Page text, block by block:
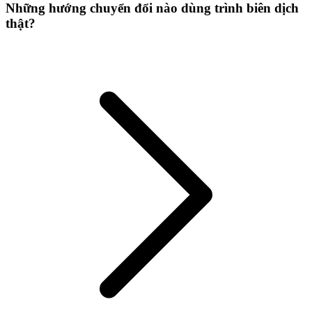
Những hướng chuyển đổi nào dùng trình biên dịch
thật?